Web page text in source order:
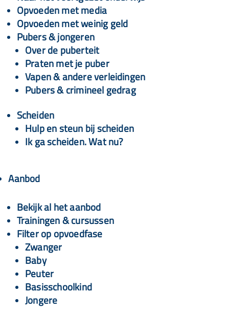
Opvoeden met media
Opvoeden met weinig geld
Pubers & jongeren
Over de puberteit
Praten met je puber
Vapen & andere verleidingen
Pubers & crimineel gedrag
Scheiden
Hulp en steun bij scheiden
Ik ga scheiden. Wat nu?
Aanbod
Bekijk al het aanbod
Trainingen & cursussen
Filter op opvoedfase
Zwanger
Baby
Peuter
Basisschoolkind
Jongere